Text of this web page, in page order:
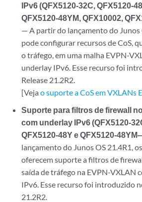
IPv6 (QFX5120-32C, QFX5120-
QFX5120-48YM, QFX10002,
— A partir do lançamento do Junos
pode configurar recursos de CoS,
o tráfego, em uma malha EVPN-
underlay IPv6. Esse recurso foi
Release 21.2R2.
[Vejao suporte a CoS em VXLANs
Suporte para filtros de firewall
com underlay IPv6 (QFX5120-
QFX5120-48Y e QFX5120-
lançamento do Junos OS 21.4R1,
oferecem suporte a filtros de
saída de tráfego na EVPN-VXLAN
IPv6. Esse recurso foi introduzido
21.2R2.